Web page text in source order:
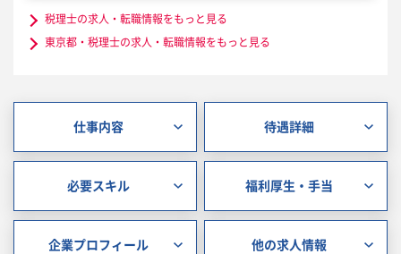
税理士の求人・転職情報をもっと見る
東京都・税理士の求人・転職情報をもっと見る
仕事内容 待遇詳細
必要スキル 福利厚生・手当
企業プロフィール 他の求人情報